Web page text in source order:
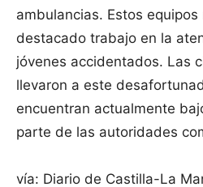
ambulancias. Estos equipos
destacado trabajo en la
jóvenes accidentados. Las
llevaron a este
encuentran actualmente
parte de las autoridades
vía: Diario de Castilla-La